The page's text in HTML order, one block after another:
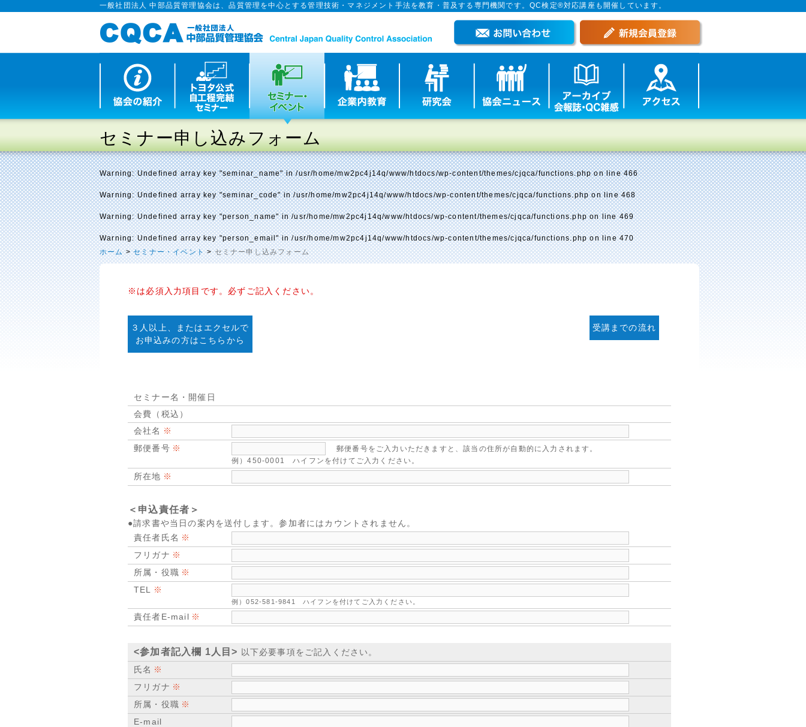
一般社団法人 中部品質管理協会は、品質管理を中心とする管理技術・マネジメント手法を教育・普及する専門機関です。QC検定®対応講座も開催しています。
セミナー申し込みフォーム
Warning: Undefined array key "seminar_name" in/usr/home/mw2pc4j14q/www/htdocs/wp-content/themes/cjqca/functions.phpon line466
Warning: Undefined array key "seminar_code" in/usr/home/mw2pc4j14q/www/htdocs/wp-content/themes/cjqca/functions.phpon line468
Warning: Undefined array key "person_name" in/usr/home/mw2pc4j14q/www/htdocs/wp-content/themes/cjqca/functions.phpon line469
Warning: Undefined array key "person_email" in/usr/home/mw2pc4j14q/www/htdocs/wp-content/themes/cjqca/functions.phpon line470
ホーム>セミナー・イベント>セミナー申し込みフォーム
※は必須入力項目です。必ずご記入ください。
３人以上、またはエクセルで
お申込みの方はこちらから
受講までの流れ
セミナー名・開催日
会費（税込）
会社名
郵便番号
郵便番号をご入力いただきますと、該当の住所が自動的に入力されます。
例）450-0001 ハイフンを付けてご入力ください。
所在地
＜申込責任者＞
●請求書や当日の案内を送付します。参加者にはカウントされません。
責任者氏名
フリガナ
所属・役職
TEL
例）052-581-9841 ハイフンを付けてご入力ください。
責任者E-mail
<参加者記入欄 1人目> 以下必要事項をご記入ください。
氏名
フリガナ
所属・役職
E-mail